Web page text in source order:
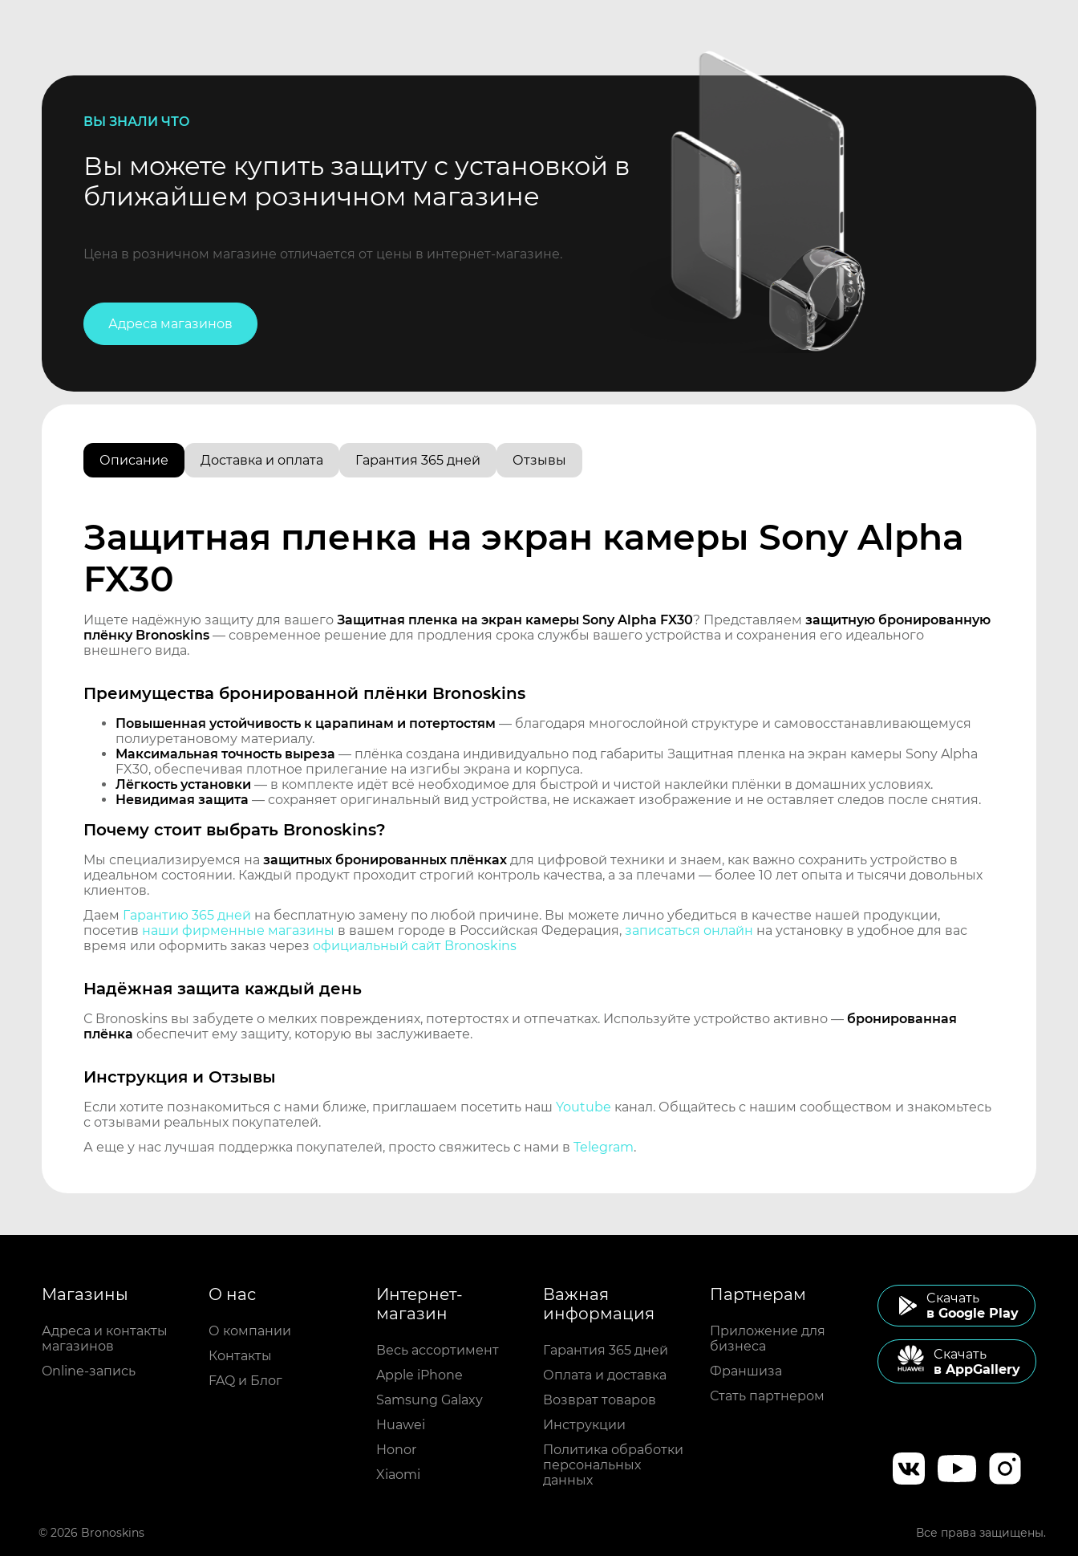
ВЫ ЗНАЛИ ЧТО
Вы можете купить защиту с установкой в
ближайшем розничном магазине
Цена в розничном магазине отличается от цены в интернет-магазине.
Адреса магазинов
Описание Доставка и оплата Гарантия 365 дней Отзывы
Защитная пленка на экран камеры Sony Alpha
FX30
Ищете надёжную защиту для вашего Защитная пленка на экран камеры Sony Alpha FX30? Представляем защитную бронированную
плёнку Bronoskins — современное решение для продления срока службы вашего устройства и сохранения его идеального
внешнего вида.
Преимущества бронированной плёнки Bronoskins
Повышенная устойчивость к царапинам и потертостям — благодаря многослойной структуре и самовосстанавливающемуся
полиуретановому материалу.
Максимальная точность выреза — плёнка создана индивидуально под габариты Защитная пленка на экран камеры Sony Alpha
FX30, обеспечивая плотное прилегание на изгибы экрана и корпуса.
Лёгкость установки — в комплекте идёт всё необходимое для быстрой и чистой наклейки плёнки в домашних условиях.
Невидимая защита — сохраняет оригинальный вид устройства, не искажает изображение и не оставляет следов после снятия.
Почему стоит выбрать Bronoskins?
Мы специализируемся на защитных бронированных плёнках для цифровой техники и знаем, как важно сохранить устройство в
идеальном состоянии. Каждый продукт проходит строгий контроль качества, а за плечами — более 10 лет опыта и тысячи довольных
клиентов.
Даем Гарантию 365 дней на бесплатную замену по любой причине. Вы можете лично убедиться в качестве нашей продукции,
посетив наши фирменные магазины в вашем городе в Российская Федерация, записаться онлайн на установку в удобное для вас
время или оформить заказ через официальный сайт Bronoskins
Надёжная защита каждый день
С Bronoskins вы забудете о мелких повреждениях, потертостях и отпечатках. Используйте устройство активно — бронированная
плёнка обеспечит ему защиту, которую вы заслуживаете.
Инструкция и Отзывы
Если хотите познакомиться с нами ближе, приглашаем посетить наш Youtube канал. Общайтесь с нашим сообществом и знакомьтесь
с отзывами реальных покупателей.
А еще у нас лучшая поддержка покупателей, просто свяжитесь с нами в Telegram.
Магазины
Адреса и контакты
магазинов
Online-запись
О нас
О компании
Контакты
FAQ и Блог
Интернет-
магазин
Весь ассортимент
Apple iPhone
Samsung Galaxy
Huawei
Honor
Xiaomi
Важная
информация
Гарантия 365 дней
Оплата и доставка
Возврат товаров
Инструкции
Политика обработки
персональных
данных
Партнерам
Приложение для
бизнеса
Франшиза
Стать партнером
Cкачать
в Google Play
Cкачать
в AppGallery
© 2026 Bronoskins Все права защищены.